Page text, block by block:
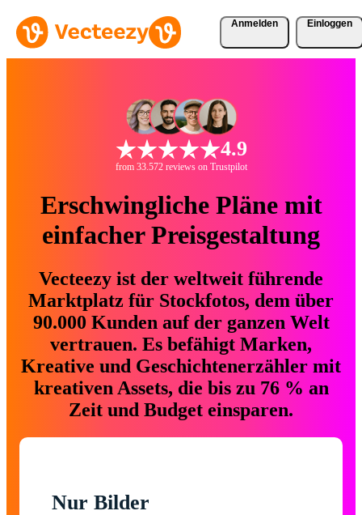
Anmelden Einloggen
4.9
from 33.572 reviews on Trustpilot
Erschwingliche Pläne mit
einfacher Preisgestaltung
Vecteezy ist der weltweit führende
Marktplatz für Stockfotos, dem über
90.000 Kunden auf der ganzen Welt
vertrauen. Es befähigt Marken,
Kreative und Geschichtenerzähler mit
kreativen Assets, die bis zu 76 % an
Zeit und Budget einsparen.
Nur Bilder